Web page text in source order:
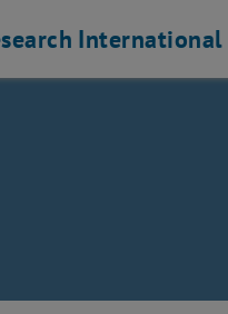
International